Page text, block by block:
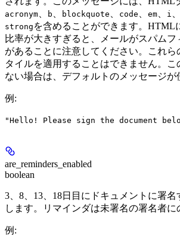
acronym b blockquote code em i
strong を含めることができます。HTML
比率が大きすぎると、メールがスパムフ
があることに注意してください。これら
タイルを適用することはできません。こ
ない場合は、デフォルトのメッセージが
例 :
"Hello! Please sign the document
are_reminders_enabled
boolean
3、8、13、18日目にドキュメントに署
します。リマインダは未署名の署名者に
例 :